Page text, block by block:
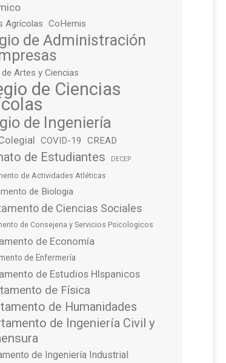
Agrícolas CoHemis
de Administración
Artes y Ciencias
de Ciencias
de Ingeniería
COVID-19 CREAD
de Estudiantes DECEP
de Actividades Atléticas
de Biologia
de Ciencias Sociales
de Consejeria y Servicios Psicologicos
de Economía
de Enfermería
de Estudios HIspanicos
de Física
de Humanidades
de Ingeniería Civil y
de Ingeniería Industrial